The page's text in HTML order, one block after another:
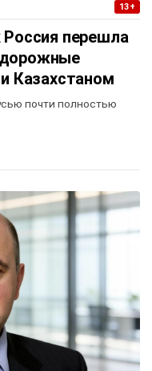
13+
перешла
Казахстаном
почти полностью